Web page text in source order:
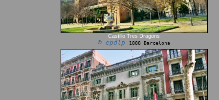
Castillo Tres Dragons
© epdlp 1888 Barcelona